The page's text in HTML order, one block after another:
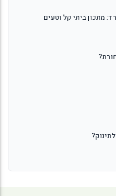
מתכון ביתי קל וטעים